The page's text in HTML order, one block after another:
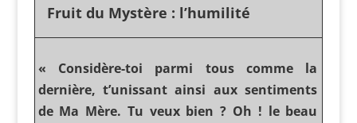
Fruit du Mystère : l’humilité
« Considère-toi parmi tous comme la
dernière, t’unissant ainsi aux sentiments
de Ma Mère. Tu veux bien ? Oh ! le beau